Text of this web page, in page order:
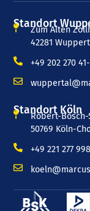
Standort
Zum Alten
42281
+49 202 270
Standort Köln
Robert-
50769 Köln-
+49 221 277